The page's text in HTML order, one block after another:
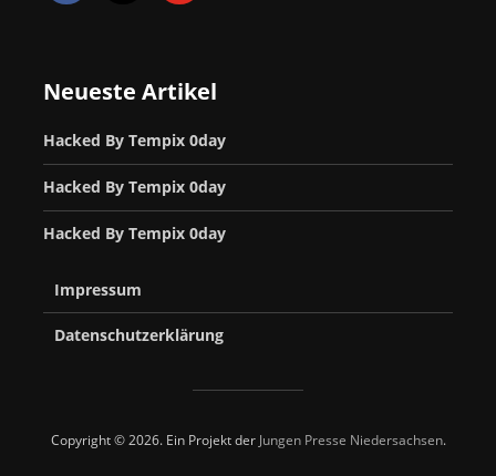
Neueste Artikel
Hacked By Tempix 0day
Hacked By Tempix 0day
Hacked By Tempix 0day
Impressum
Datenschutzerklärung
Copyright © 2026. Ein Projekt der Jungen Presse Niedersachsen.